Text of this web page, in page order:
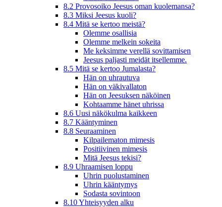
8.2 Provosoiko Jeesus oman kuolemansa?
8.3 Miksi Jeesus kuoli?
8.4 Mitä se kertoo meistä?
Olemme osallisia
Olemme melkein sokeita
Me keksimme verellä sovittamisen
Jeesus paljasti meidät itsellemme.
8.5 Mitä se kertoo Jumalasta?
Hän on uhrautuva
Hän on väkivallaton
Hän on Jeesuksen näköinen
Kohtaamme hänet uhrissa
8.6 Uusi näkökulma kaikkeen
8.7 Kääntyminen
8.8 Seuraaminen
Kilpailematon mimesis
Positiivinen mimesis
Mitä Jeesus tekisi?
8.9 Uhraamisen loppu
Uhrin puolustaminen
Uhrin kääntymys
Sodasta sovintoon
8.10 Yhteisyyden alku